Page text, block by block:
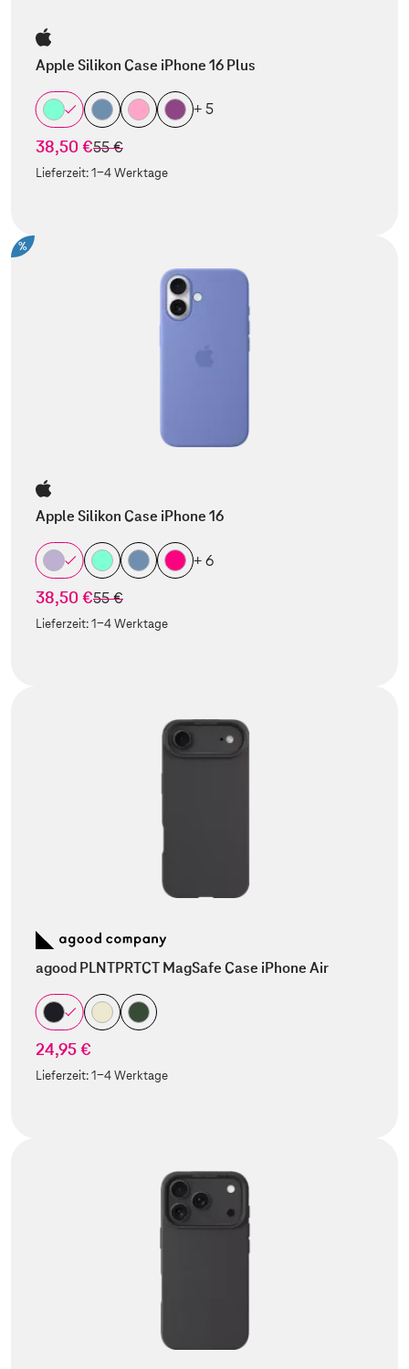
Apple Silikon Case iPhone 16 Plus
+ 5
38,50 €statt
55 €
Lieferzeit:1-4 Werktage
%
Apple Silikon Case iPhone 16
+ 6
38,50 €statt
55 €
Lieferzeit:1-4 Werktage
agood PLNTPRTCT MagSafe Case iPhone Air
24,95 €
Lieferzeit:1-4 Werktage